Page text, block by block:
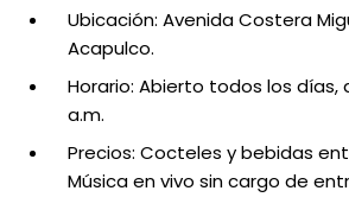
Ubicación: Avenida Costera
Acapulco.
Horario: Abierto todos los días,
a.m.
Precios: Cocteles y bebidas
Música en vivo sin cargo de